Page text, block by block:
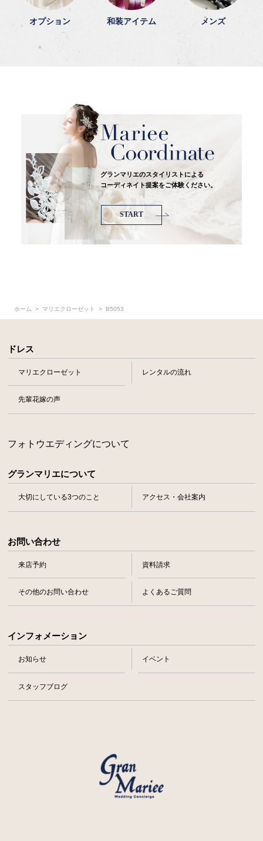
オプション 和装アイテム メンズ
グランマリエのスタイリストによる
コーディネイト提案をご体験ください。
START
ホーム マリエクローゼット B5053
ドレス
マリエクローゼット レンタルの流れ
先輩花嫁の声
フォトウエディングについて
グランマリエについて
大切にしている3つのこと アクセス・会社案内
お問い合わせ
来店予約 資料請求
その他のお問い合わせ よくあるご質問
インフォメーション
お知らせ イベント
スタッフブログ